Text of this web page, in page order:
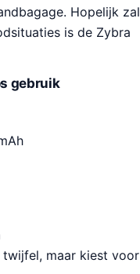
Hopelijk zal
is de Zybra
gebruik
maar kiest voor